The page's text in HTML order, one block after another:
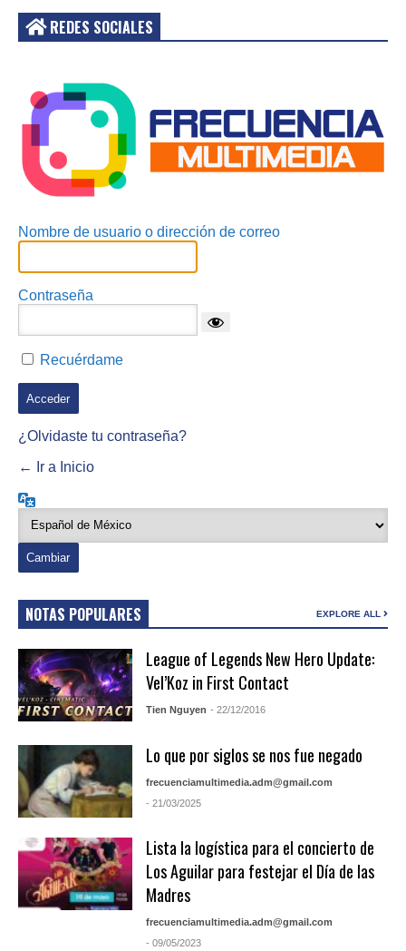
REDES SOCIALES
Nombre de usuario o dirección de correo
Contraseña
Recuérdame
¿Olvidaste tu contraseña?
← Ir a Inicio
NOTAS POPULARES EXPLORE ALL
League of Legends New Hero Update:
Vel’Koz in First Contact
Tien Nguyen - 22/12/2016
Lo que por siglos se nos fue negado
frecuenciamultimedia.adm@gmail.com
- 21/03/2025
Lista la logística para el concierto de
Los Aguilar para festejar el Día de las
Madres
frecuenciamultimedia.adm@gmail.com
- 09/05/2023